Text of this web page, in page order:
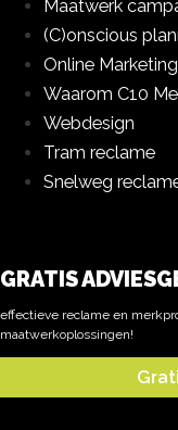
Maatwerk
(C)onscious
Online Marketing
Waarom C10
Webdesign
Tram reclame
Snelweg
GRATIS
effectieve reclame en
maatwerkoplossingen!